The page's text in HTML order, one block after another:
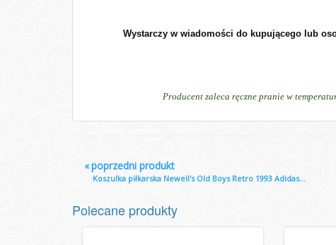
Wystarczy w wiadomości do kupującego lub
Producent zaleca ręczne pranie w
«poprzedni produkt
Koszulka piłkarska Newell's Old Boys Retro 1993 Adidas...
Polecane produkty